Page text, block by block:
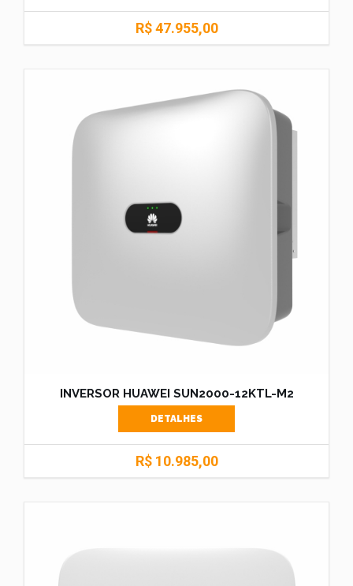
R$ 47.955,00
INVERSOR HUAWEI SUN2000-12KTL-M2
DETALHES
R$ 10.985,00